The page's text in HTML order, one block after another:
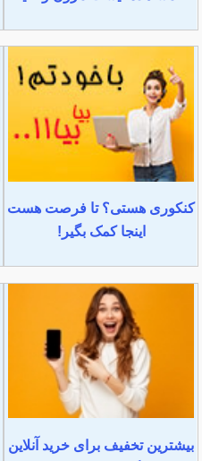
کنکوری هستی؟ تا فرصت هست
اینجا کمک بگیر!
بیشترین تخفیف برای خرید آنلاین